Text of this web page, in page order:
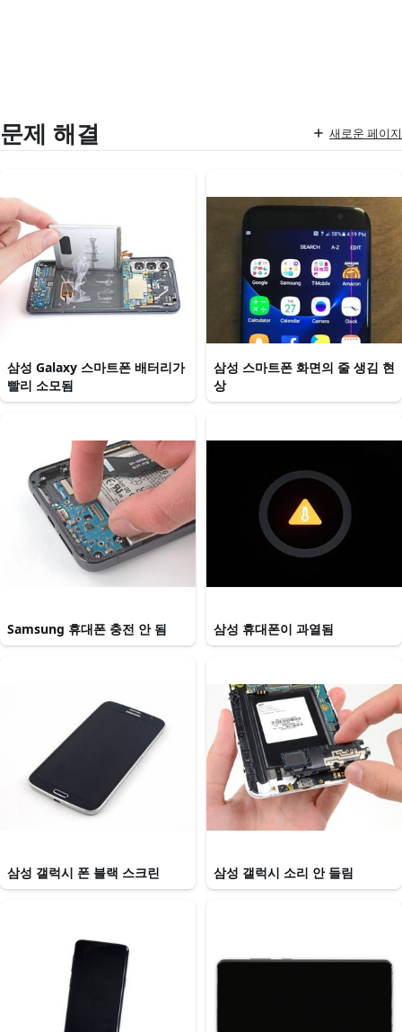
문제 해결 새로운 페이지
삼성 Galaxy 스마트폰 배터리가
빨리 소모됨
삼성 스마트폰 화면의 줄 생김 현
상
Samsung 휴대폰 충전 안 됨 삼성 휴대폰이 과열됨
삼성 갤럭시 폰 블랙 스크린 삼성 갤럭시 소리 안 들림